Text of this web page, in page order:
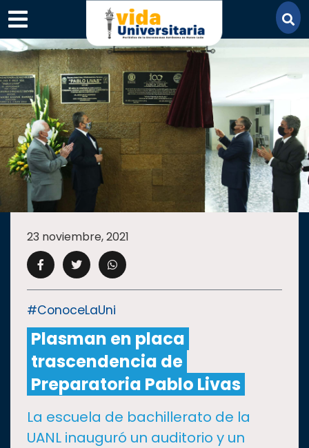
×
SECCIONES
ACADEMIA
CAMPUS UANL
CULTURA
DEPORTES
I+D+IEXPERTOS
23 noviembre, 2021
#ConoceLaUni
Plasman en placa
trascendencia de
Preparatoria Pablo Livas
La escuela de bachillerato de la
UANL inauguró un auditorio y un